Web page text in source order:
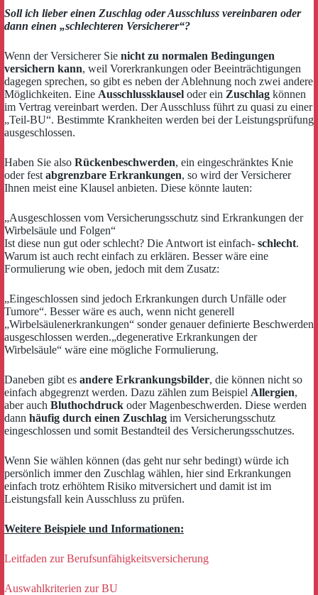
Soll ich lieber einen Zuschlag oder Ausschluss vereinbaren oder
dann einen „schlechteren Versicherer“?
Wenn der Versicherer Sie nicht zu normalen Bedingungen
versichern kann, weil Vorerkrankungen oder Beeinträchtigungen
dagegen sprechen, so gibt es neben der Ablehnung noch zwei andere
Möglichkeiten. Eine Ausschlussklausel oder ein Zuschlag können
im Vertrag vereinbart werden. Der Ausschluss führt zu quasi zu einer
„Teil-BU“. Bestimmte Krankheiten werden bei der Leistungsprüfung
ausgeschlossen.
Haben Sie also Rückenbeschwerden, ein eingeschränktes Knie
oder fest abgrenzbare Erkrankungen, so wird der Versicherer
Ihnen meist eine Klausel anbieten. Diese könnte lauten:
„Ausgeschlossen vom Versicherungsschutz sind Erkrankungen der
Wirbelsäule und Folgen“
Ist diese nun gut oder schlecht? Die Antwort ist einfach- schlecht.
Warum ist auch recht einfach zu erklären. Besser wäre eine
Formulierung wie oben, jedoch mit dem Zusatz:
„Eingeschlossen sind jedoch Erkrankungen durch Unfälle oder
Tumore“. Besser wäre es auch, wenn nicht generell
„Wirbelsäulenerkrankungen“ sonder genauer definierte Beschwerden
ausgeschlossen werden.„degenerative Erkrankungen der
Wirbelsäule“ wäre eine mögliche Formulierung.
Daneben gibt es andere Erkrankungsbilder, die können nicht so
einfach abgegrenzt werden. Dazu zählen zum Beispiel Allergien,
aber auch Bluthochdruck oder Magenbeschwerden. Diese werden
dann häufig durch einen Zuschlag im Versicherungsschutz
eingeschlossen und somit Bestandteil des Versicherungsschutzes.
Wenn Sie wählen können (das geht nur sehr bedingt) würde ich
persönlich immer den Zuschlag wählen, hier sind Erkrankungen
einfach trotz erhöhtem Risiko mitversichert und damit ist im
Leistungsfall kein Ausschluss zu prüfen.
Weitere Beispiele und Informationen:
Leitfaden zur Berufsunfähigkeitsversicherung
Auswahlkriterien zur BU